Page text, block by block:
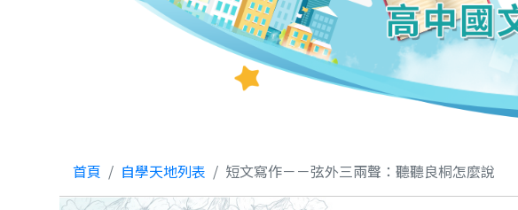
首頁 自學天地列表 短文寫作－－弦外三兩聲：聽聽良桐怎麼說